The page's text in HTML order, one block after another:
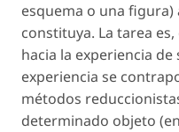
esquema o una figura)
constituya. La tarea
hacia la experiencia
experiencia se
métodos
determinado objeto